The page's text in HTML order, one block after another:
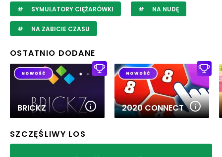
SYMULATORY CIĘŻARÓWKI NA NUDĘ
NA ZABICIE CZASU
OSTATNIO DODANE
BRICKZ 2020 CONNECT
SZCZĘŚLIWY LOS